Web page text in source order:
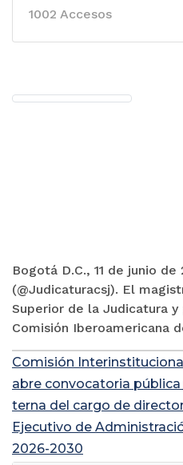
Bogotá D.C., 11 de junio de
(@Judicaturacsj). El
Superior de la Judicatura
Comisión Iberoamericana
1002 Accesos
Comisión
abre convocatoria
terna del cargo de
Ejecutivo de
2026-2030